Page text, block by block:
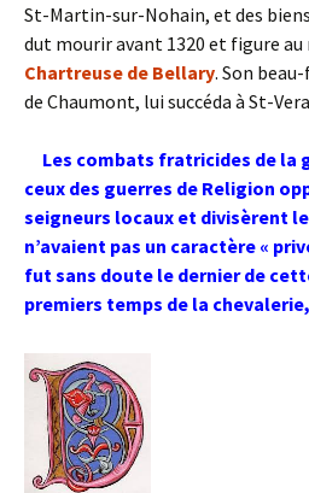
St-Martin-sur-Nohain, et des
dut mourir avant 1320 et figure au
Chartreuse de Bellary. Son
de Chaumont, lui succéda à St-
Les combats fratricides de la
ceux des guerres de Religion
seigneurs locaux et divisèrent
n’avaient pas un caractère «
fut sans doute le dernier de
premiers temps de la